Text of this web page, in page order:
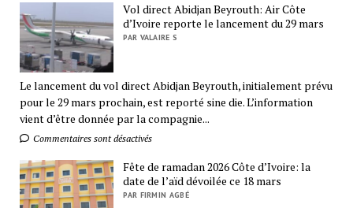
Vol direct Abidjan Beyrouth: Air Côte
d’Ivoire reporte le lancement du 29 mars
PAR VALAIRE S
Le lancement du vol direct Abidjan Beyrouth, initialement prévu
pour le 29 mars prochain, est reporté sine die. L’information
vient d’être donnée par la compagnie...
Commentaires sont désactivés
Fête de ramadan 2026 Côte d’Ivoire: la
date de l’aïd dévoilée ce 18 mars
PAR FIRMIN AGBÉ